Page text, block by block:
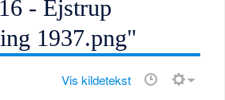
- Ejstrup
1937.png"
Vis kildetekst